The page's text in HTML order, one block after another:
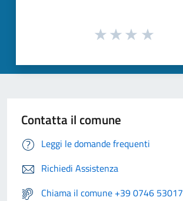
Contatta il comune
Leggi le domande frequenti
Richiedi Assistenza
Chiama il comune +39 0746 53017